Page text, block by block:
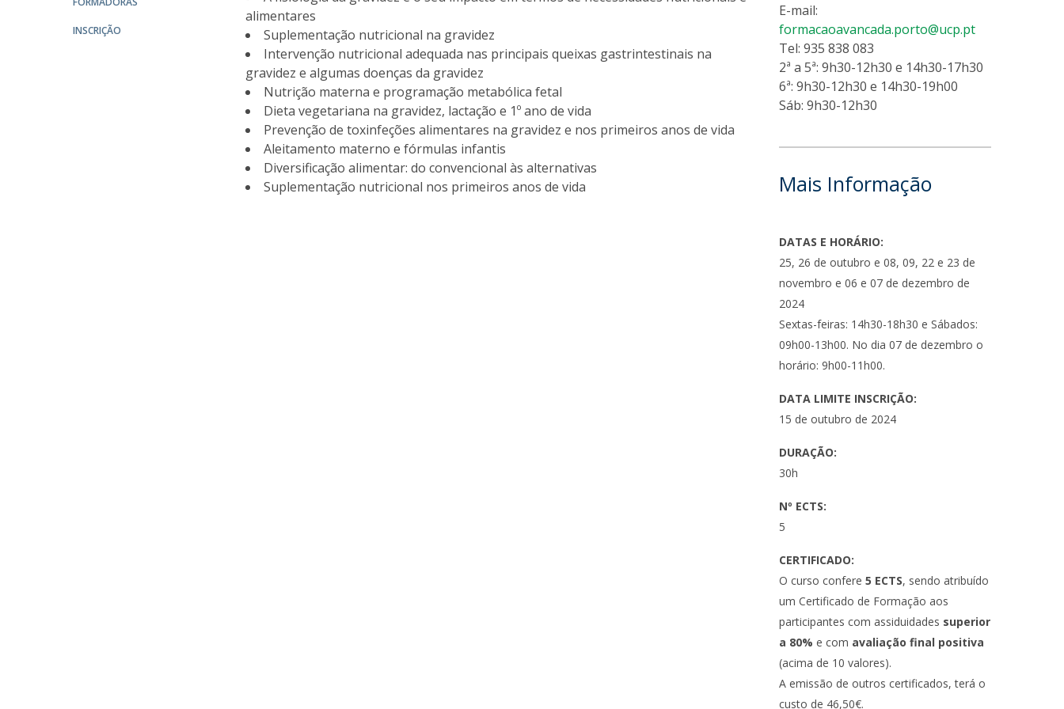
Doutoramentos
Pós-Graduações
Formação Avançada
Parcerias Estratégicas
Iniciativas Nacionais
Clube de Inovação e Conhecimento
Teen Academy
Bio & Tec: Cientista por um dia
Conferências em Biotecnologia
Tertúlias na Biotecnologia
Jornadas de Biotecnologia
Laboratório Nacional de Referência para Materiais &
Embalagens
CINATE - Laboratório de Análises e Ensaios a Alimentos
e Embalagens
INSCRIÇÃO
alimentares
Suplementação nutricional na gravidez
Intervenção nutricional adequada nas principais queixas gastrintestinais na
gravidez e algumas doenças da gravidez
Nutrição materna e programação metabólica fetal
Dieta vegetariana na gravidez, lactação e 1º ano de vida
Prevenção de toxinfeções alimentares na gravidez e nos primeiros anos de vida
Aleitamento materno e fórmulas infantis
Diversificação alimentar: do convencional às alternativas
Suplementação nutricional nos primeiros anos de vida
E-mail:
formacaoavancada.porto@ucp.pt
Tel: 935 838 083
2ª a 5ª: 9h30-12h30 e 14h30-17h30
6ª: 9h30-12h30 e 14h30-19h00
Sáb: 9h30-12h30
Mais Informação
DATAS E HORÁRIO:
25, 26 de outubro e 08, 09, 22 e 23 de
novembro e 06 e 07 de dezembro de
2024
Sextas-feiras: 14h30-18h30 e Sábados:
09h00-13h00. No dia 07 de dezembro o
horário: 9h00-11h00.
DATA LIMITE INSCRIÇÃO:
15 de outubro de 2024
DURAÇÃO:
30h
Nº ECTS:
5
CERTIFICADO:
O curso confere5 ECTS, sendo atribuído
um Certificado de Formação aos
participantes com assiduidades superior
a 80% e com avaliação final positiva
(acima de 10 valores).
A emissão de outros certificados, terá o
custo de 46,50€.